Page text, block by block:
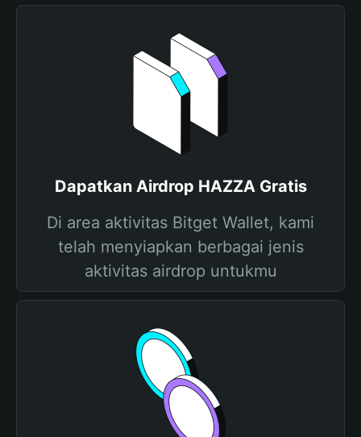
Dapatkan Airdrop HAZZA Gratis
Di area aktivitas Bitget Wallet, kami
telah menyiapkan berbagai jenis
aktivitas airdrop untukmu